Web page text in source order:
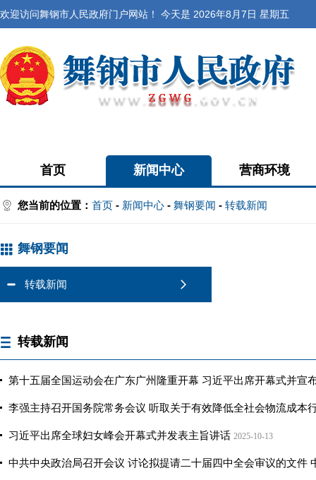
欢迎访问舞钢市人民政府门户网站！ 今天是 2026年8月7日 星期五
首页 新闻中心 营商环境
您当前的位置： 首页 - 新闻中心 - 舞钢要闻 - 转载新闻
舞钢要闻
转载新闻
转载新闻
第十五届全国运动会在广东广州隆重开幕 习近平出席开幕式并宣
李强主持召开国务院常务会议 听取关于有效降低全社会物流成本
习近平出席全球妇女峰会开幕式并发表主旨讲话 2025-10-13
中共中央政治局召开会议 讨论拟提请二十届四中全会审议的文件